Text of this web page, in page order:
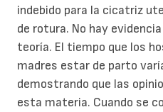
indebido para la cicatriz
de rotura. No hay
teoría. El tiempo que los
madres estar de parto
demostrando que las
esta materia. Cuando se